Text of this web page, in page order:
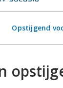
Opstijgend